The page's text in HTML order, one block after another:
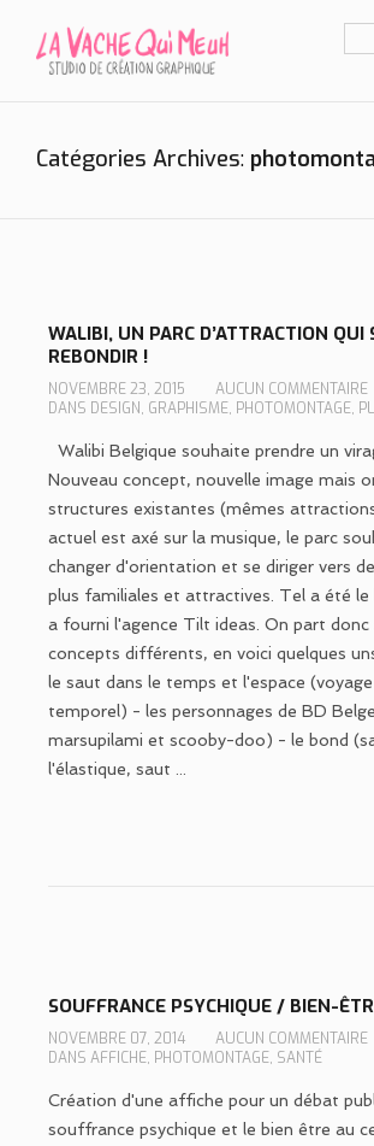
Catégories Archives
WALIBI, UN PARC D’ATTRACTION QUI
REBONDIR !
NOVEMBRE 23, 2015
AUCUN COMMENTAIRE
DANS DESIGN, GRAPHISME, PHOTOMONTAGE,
Walibi Belgique souhaite prendre un
Nouveau concept, nouvelle image mais
structures existantes (mêmes
actuel est axé sur la musique, le parc
changer d'orientation et se diriger vers
plus familiales et attractives. Tel a été le
a fourni l'agence Tilt ideas. On part donc
concepts différents, en voici quelques
le saut dans le temps et l'espace
temporel) - les personnages de BD
marsupilami et scooby-doo) - le bond
l'élastique, saut ...
SOUFFRANCE PSYCHIQUE / BIEN-
NOVEMBRE 07, 2014
AUCUN COMMENTAIRE
DANS AFFICHE, PHOTOMONTAGE, SANTÉ
Création d'une affiche pour un débat
souffrance psychique et le bien être au